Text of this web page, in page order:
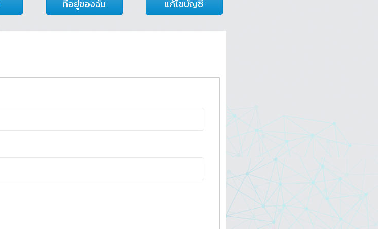
ที่อยู่ของฉัน แก้ไขบัญชี